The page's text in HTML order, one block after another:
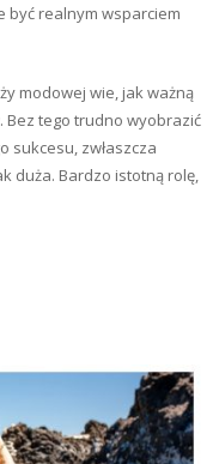
być realnym wsparciem
modowej wie, jak ważną
Bez tego trudno wyobrazić
sukcesu, zwłaszcza
duża. Bardzo istotną rolę,